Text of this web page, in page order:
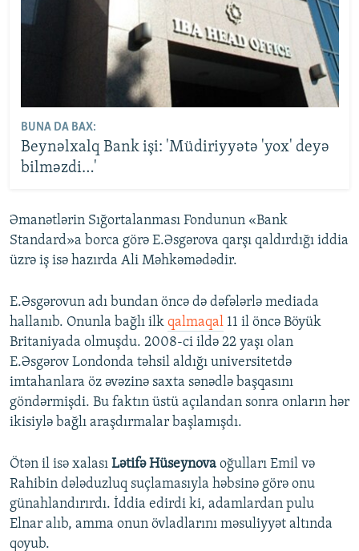
BUNA DA BAX:
Beynəlxalq Bank işi: 'Müdiriyyətə 'yox' deyə
bilməzdi…'
Əmanətlərin Sığortalanması Fondunun «Bank
Standard»a borca görə E.Əsgərova qarşı qaldırdığı iddia
üzrə iş isə hazırda Ali Məhkəmədədir.
E.Əsgərovun adı bundan öncə də dəfələrlə mediada
hallanıb. Onunla bağlı ilk qalmaqal 11 il öncə Böyük
Britaniyada olmuşdu. 2008-ci ildə 22 yaşı olan
E.Əsgərov Londonda təhsil aldığı universitetdə
imtahanlara öz əvəzinə saxta sənədlə başqasını
göndərmişdi. Bu faktın üstü açılandan sonra onların hər
ikisiylə bağlı araşdırmalar başlamışdı.
Ötən il isə xalası Lətifə Hüseynova oğulları Emil və
Rahibin dələduzluq suçlamasıyla həbsinə görə onu
günahlandırırdı. İddia edirdi ki, adamlardan pulu
Elnar alıb, amma onun övladlarını məsuliyyət altında
qoyub.